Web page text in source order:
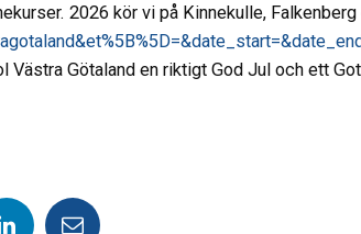
2026 kör vi på Kinnekulle,
Götaland en riktigt God Jul och ett